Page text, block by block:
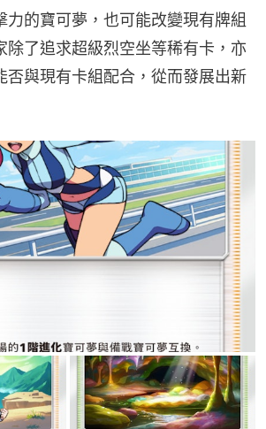
力的寶可夢，也可能改變現有牌組
除了追求超級烈空坐等稀有卡，亦
否與現有卡組配合，從而發展出新